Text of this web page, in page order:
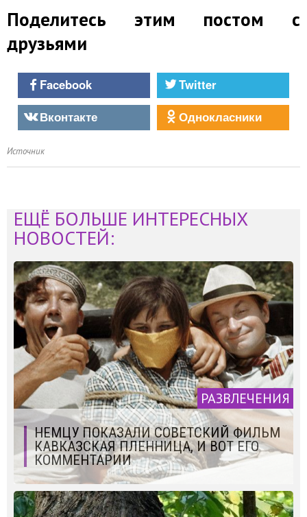
Поделитесь этим постом с
друзьями
Facebook
Twitter
Вконтакте
Однокласники
Источник
ЕЩЁ БОЛЬШЕ ИНТЕРЕСНЫХ
НОВОСТЕЙ:
РАЗВЛЕЧЕНИЯ
НЕМЦУ ПОКАЗАЛИ СОВЕТСКИЙ ФИЛЬМ
КАВКАЗСКАЯ ПЛЕННИЦА, И ВОТ ЕГО
КОММЕНТАРИИ